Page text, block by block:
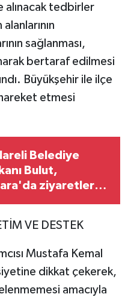
alınacak tedbirler
sağlanması,
bertaraf edilmesi
Büyükşehir ile ilçe
etmesi
Belediye
Bulut,
ziyaretlerde
VE DESTEK
Mustafa Kemal
dikkat çekerek,
amacıyla